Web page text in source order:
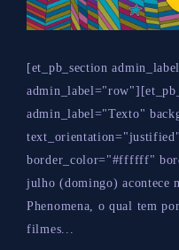
[et_pb_section
admin_label="Texto"
border_color="#ffffff"
julho (domingo) acontece
Phenomena, o qual tem
filmes...